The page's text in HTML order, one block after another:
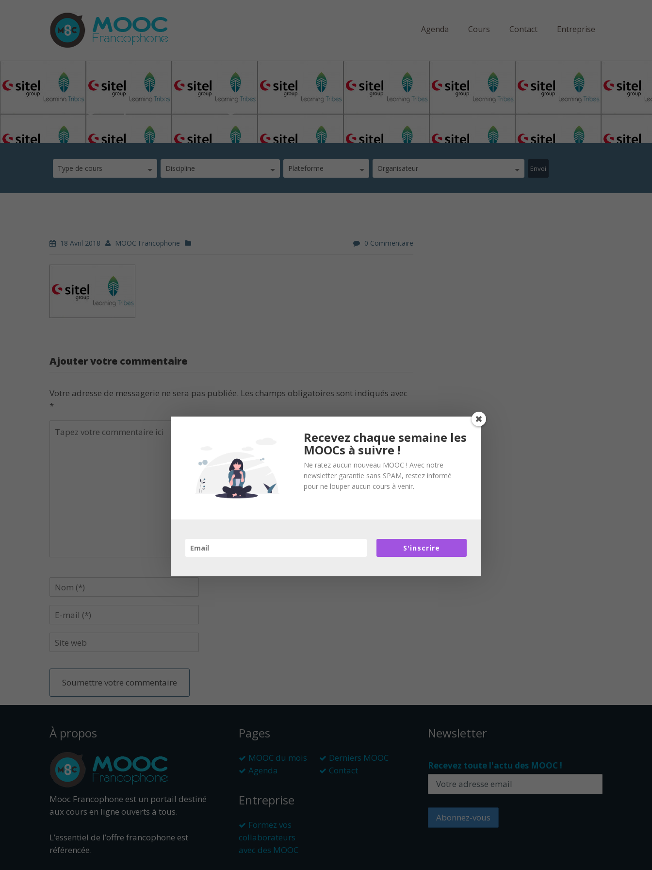
Agenda Cours Contact Entreprise
sitel group and learning tribes
Type de cours Discipline Plateforme Organisateur
18 Avril 2018 MOOC Francophone 0 Commentaire
Ajouter votre commentaire
Votre adresse de messagerie ne sera pas publiée. Les champs obligatoires sont indiqués avec
*
À propos
Mooc Francophone est un portail destiné
aux cours en ligne ouverts à tous.
L’essentiel de l’offre francophone est
référencée.
Pages
MOOC du mois
Derniers MOOC
Agenda
Contact
Entreprise
Formez vos
collaborateurs
avec des MOOC
Newsletter
Recevez toute l'actu des MOOC !
Recevez chaque semaine les
MOOCs à suivre !
Ne ratez aucun nouveau MOOC ! Avec notre
newsletter garantie sans SPAM, restez informé
pour ne louper aucun cours à venir.
S'inscrire